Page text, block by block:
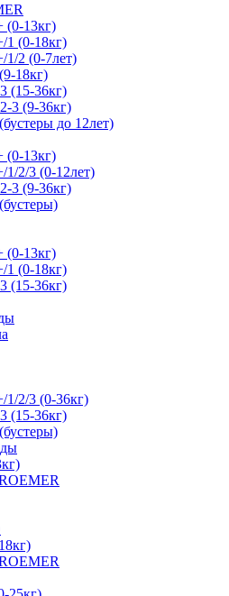
(0-13кг)
1 (0-18кг)
1/2 (0-7лет)
18кг)
(15-36кг)
3 (9-36кг)
до 12лет)
(0-13кг)
1/2/3 (0-12лет)
3 (9-36кг)
(0-13кг)
1 (0-18кг)
(15-36кг)
1/2/3 (0-36кг)
(15-36кг)